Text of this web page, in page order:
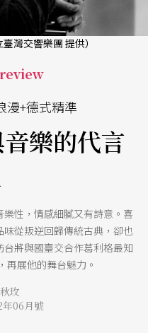
灣交響樂團 提供）
漫+德式精準
樂的代言
性，情感細膩又有詩意。喜
從叛逆回歸傳統古典，卻也
將與國臺交合作葛利格最知
再展他的舞台魅力。
玫
06月號